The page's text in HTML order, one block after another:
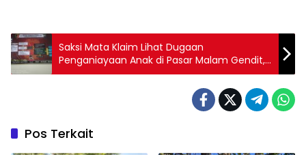
Saksi Mata Klaim Lihat Dugaan
Penganiayaan Anak di Pasar Malam Gendit,
Keluarga Korban Desak Polisi Percepat
Pos Terkait